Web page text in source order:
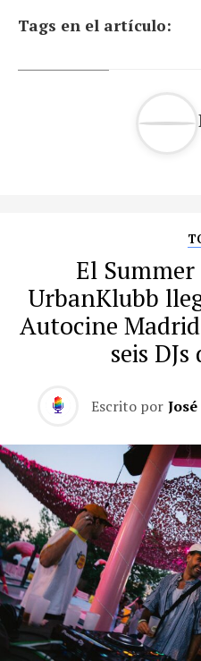
Tags en el artículo:
El
UrbanKlubb
Autocine
seis
Escrito por